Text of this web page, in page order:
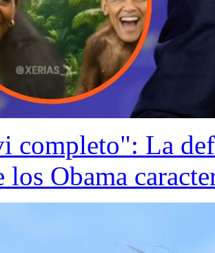
completo": La
los Obama